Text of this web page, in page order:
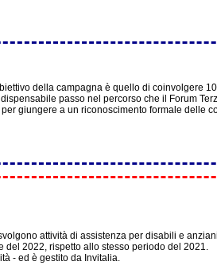
della campagna è quello di coinvolgere
passo nel percorso che il Forum
giungere a un riconoscimento formale delle
attività di assistenza per disabili e
del 2022, rispetto allo stesso periodo del 2021.
- ed è gestito da Invitalia.